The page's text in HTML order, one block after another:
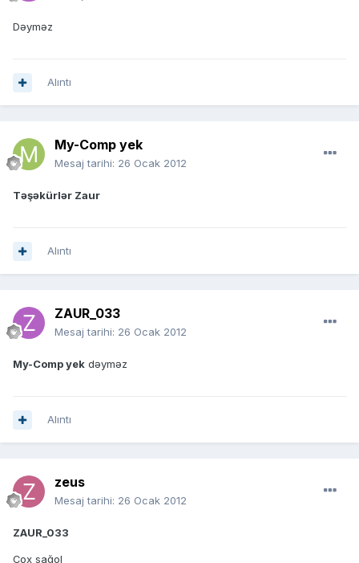
Dəyməz
Alıntı
My-Comp yek
Mesaj tarihi: 26 Ocak 2012
Təşəkürlər Zaur
Alıntı
ZAUR_033
Mesaj tarihi: 26 Ocak 2012
My-Comp yek dəyməz
Alıntı
zeus
Mesaj tarihi: 26 Ocak 2012
ZAUR_033
Çox sağol